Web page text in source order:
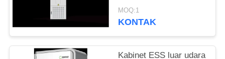
280Ah untuk PV surya
MOQ:1
KONTAK
Kabinet ESS luar udara